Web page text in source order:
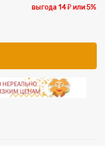
выгода14 ₽или5%